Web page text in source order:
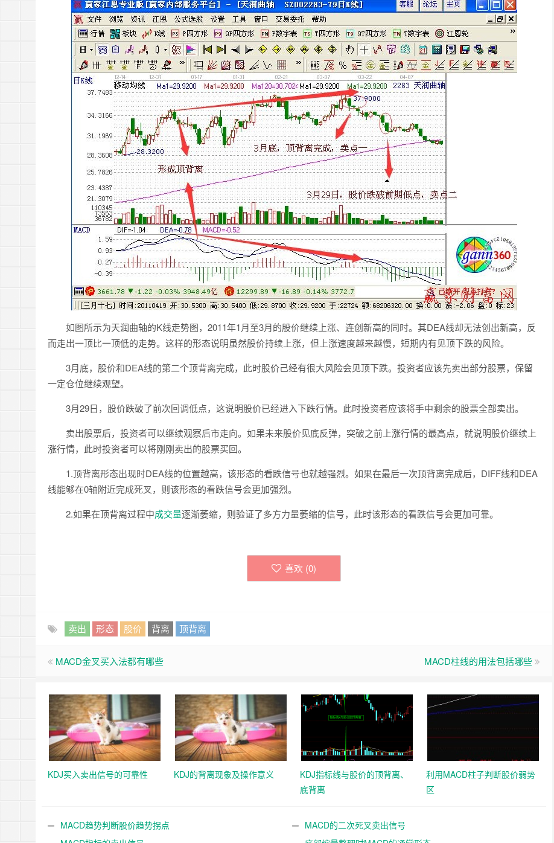
如图所示为天润曲轴的K线走势图，2011年1月至3月的股价继续上涨、连创新高的同时。其DEA线却无法创出新高，反
而走出一顶比一顶低的走势。这样的形态说明虽然股价持续上涨，但上涨速度越来越慢，短期内有见顶下跌的风险。
3月底，股价和DEA线的第二个顶背离完成，此时股价己经有很大风险会见顶下跌。投资者应该先卖出部分股票，保留
一定仓位继续观望。
3月29日，股价跌破了前次回调低点，这说明股价已经进入下跌行情。此时投资者应该将手中剩余的股票全部卖出。
卖出股票后，投资者可以继续观察后市走向。如果未来股价见底反弹，突破之前上涨行情的最高点，就说明股价继续上
涨行情，此时投资者可以将刚刚卖出的股票买回。
1.顶背离形态出现时DEA线的位置越高，该形态的看跌信号也就越强烈。如果在最后一次顶背离完成后，DIFF线和DEA
线能够在0轴附近完成死叉，则该形态的看跌信号会更加强烈。
2.如果在顶背离过程中成交量逐渐萎缩，则验证了多方力量萎缩的信号，此时该形态的看跌信号会更加可靠。
喜欢 (0)
卖出 形态 股价 背离 顶背离
MACD金叉买入法都有哪些 MACD柱线的用法包括哪些
KDJ买入卖出信号的可靠性 KDJ的背离现象及操作意义
KDJ指标线与股价的顶背离、
底背离
利用MACD柱子判断股价弱势
区
MACD趋势判断股价趋势拐点
MACD的二次死叉卖出信号